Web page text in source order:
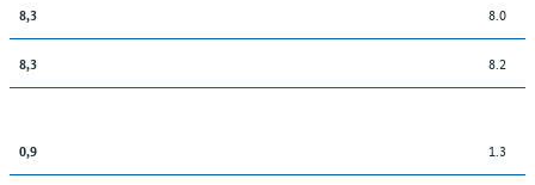
8,3 8.0
8,3 8.2
0,9 1.3